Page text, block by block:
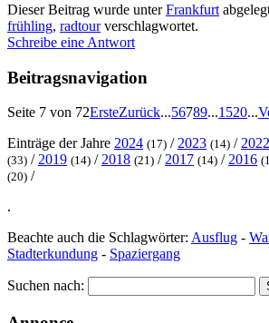
Dieser Beitrag wurde unterFrankfurt
frühling, radtourverschlagwortet.
Schreibe eine Antwort
Beitragsnavigation
Seite 7 von 72ErsteZurück...56789...1520...
Einträge der Jahre 2024 (17) / 2023 (14) / 2022
(33) / 2019 (14) / 2018 (21) / 2017 (14) / 2016
(20) /
.
Beachte auch die Schlagwörter: Ausflug -
Stadterkundung - Spaziergang
Suchen nach: